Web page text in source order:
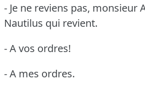
- Je ne reviens pas, monsieur
Nautilus qui revient.
- A vos ordres!
- A mes ordres.